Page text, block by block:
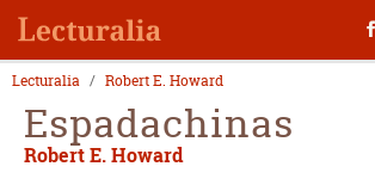
Lecturalia Robert E. Howard
Espadachinas
Robert E. Howard